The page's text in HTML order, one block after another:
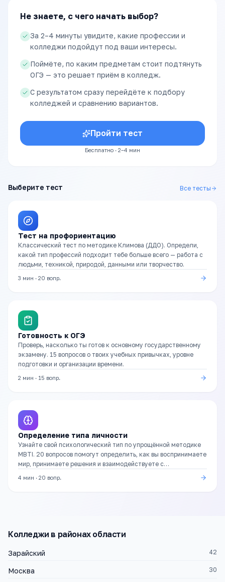
Не знаете, с чего начать выбор?
За 2–4 минуты увидите, какие профессии и
колледжи подойдут под ваши интересы.
Поймёте, по каким предметам стоит подтянуть
ОГЭ — это решает приём в колледж.
С результатом сразу перейдёте к подбору
колледжей и сравнению вариантов.
Пройти тест
Бесплатно · 2–4 мин
Выберите тест Все тесты
Тест на профориентацию
Классический тест по методике Климова (ДДО). Определи,
какой тип профессий подходит тебе больше всего — работа с
людьми, техникой, природой, данными или творчество.
3 мин · 20 вопр.
Готовность к ОГЭ
Проверь, насколько ты готов к основному государственному
экзамену. 15 вопросов о твоих учебных привычках, уровне
подготовки и организации времени.
2 мин · 15 вопр.
Определение типа личности
Узнайте свой психологический тип по упрощённой методике
MBTI. 20 вопросов помогут определить, как вы воспринимаете
мир, принимаете решения и взаимодействуете с
4 мин · 20 вопр.
Колледжи в районах области
Зарайский 42
Москва 30